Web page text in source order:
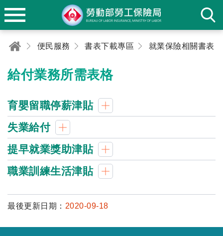
便民服務 書表下載專區 就業保險相關書表
給付業務所需表格
育嬰留職停薪津貼
失業給付
提早就業獎助津貼
職業訓練生活津貼
最後更新日期： 2020-09-18